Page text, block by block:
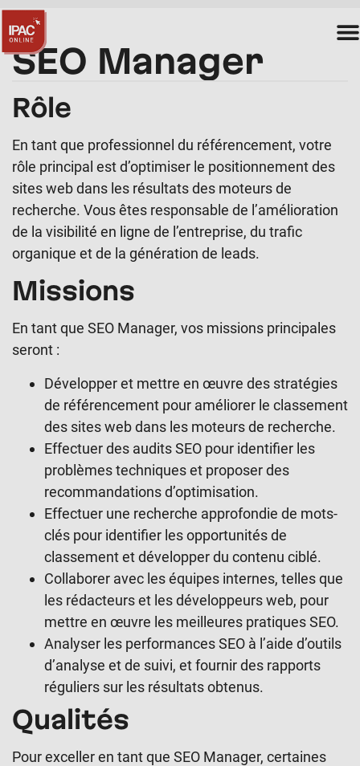
SEO Manager
Rôle
En tant que professionnel du référencement, votre
rôle principal est d’optimiser le positionnement des
sites web dans les résultats des moteurs de
recherche. Vous êtes responsable de l’amélioration
de la visibilité en ligne de l’entreprise, du trafic
organique et de la génération de leads.
Missions
En tant que SEO Manager, vos missions principales
seront :
Développer et mettre en œuvre des stratégies
de référencement pour améliorer le classement
des sites web dans les moteurs de recherche.
Effectuer des audits SEO pour identifier les
problèmes techniques et proposer des
recommandations d’optimisation.
Effectuer une recherche approfondie de mots-
clés pour identifier les opportunités de
classement et développer du contenu ciblé.
Collaborer avec les équipes internes, telles que
les rédacteurs et les développeurs web, pour
mettre en œuvre les meilleures pratiques SEO.
Analyser les performances SEO à l’aide d’outils
d’analyse et de suivi, et fournir des rapports
réguliers sur les résultats obtenus.
Qualités
Pour exceller en tant que SEO Manager, certaines